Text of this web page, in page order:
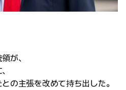
が、
の主張を改めて持ち出した。